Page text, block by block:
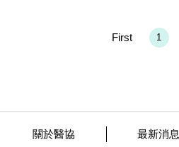
First 1
關於醫協 最新消息